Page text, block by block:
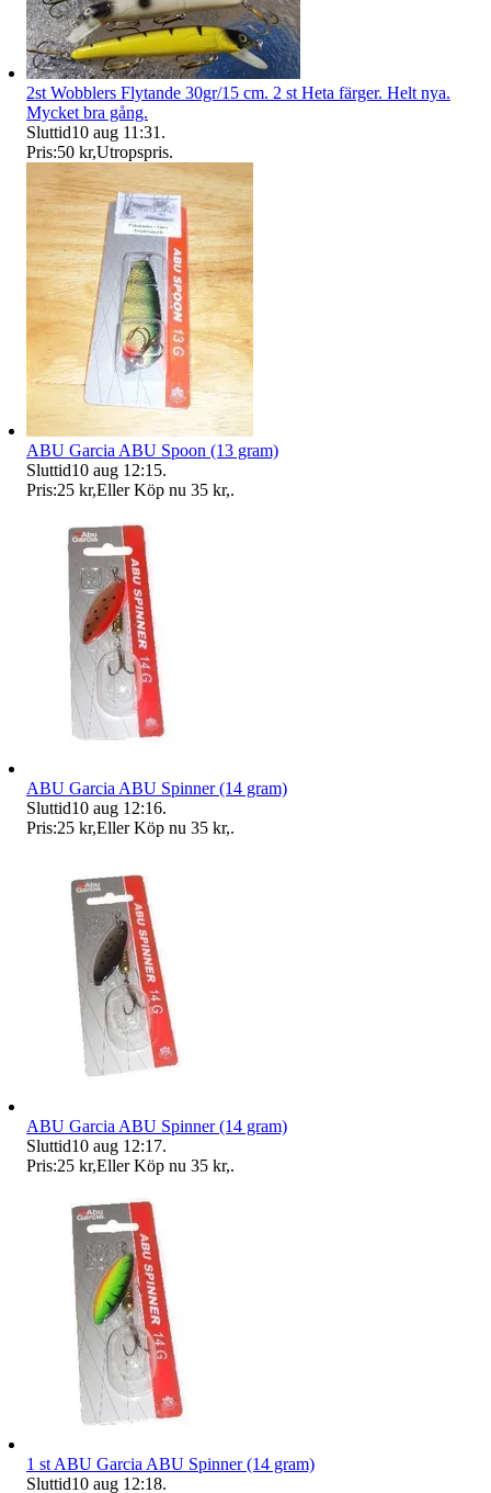
2st Wobblers Flytande 30gr/15 cm. 2 st Heta färger. Helt nya.
Mycket bra gång.
Sluttid10 aug 11:31 .
Pris:50 kr,Utropspris.
ABU Garcia ABU Spoon (13 gram)
Sluttid10 aug 12:15.
Pris:25 kr,Eller Köp nu 35 kr,.
ABU Garcia ABU Spinner (14 gram)
Sluttid10 aug 12:16.
Pris:25 kr,Eller Köp nu 35 kr,.
ABU Garcia ABU Spinner (14 gram)
Sluttid10 aug 12:17.
Pris:25 kr,Eller Köp nu 35 kr,.
1 st ABU Garcia ABU Spinner (14 gram)
Sluttid10 aug 12:18.